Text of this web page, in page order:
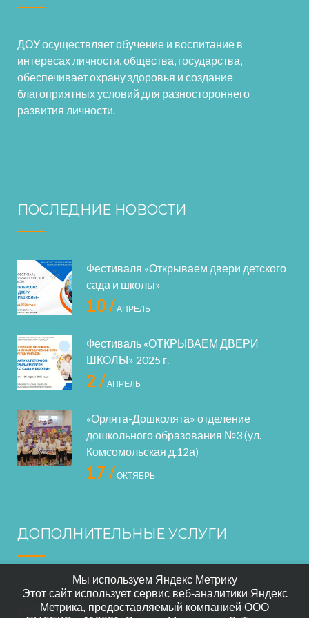
ДОУ осуществляет обучение и воспитание в
интересах личности, общества, государства,
обеспечивает охрану здоровья и создание
благоприятных условий для разностороннего
развития личности.
ПОСЛЕДНИЕ НОВОСТИ
Фестиваля «Открываем двери детского
сада и школы»
10 /АПРЕЛЬ
Фестиваль «ОТКРЫВАЕМ ДВЕРИ
ШКОЛЫ» 2025 г.
2 /АПРЕЛЬ
«Орлята-Дошколята» отделение
дошкольного образования №3 (ул.
Комсомольская д.12а)
17 /ОКТЯБРЬ
ДОПОЛНИТЕЛЬНЫЕ УСЛУГИ
В нашем саде осуществляется дополнительное
воспитание по следующим направлениям:
Мы используем Яндекс Метрику
Этот сайт использует сервис веб-аналитики Яндекс
Метрика, предоставляемый компанией ООО